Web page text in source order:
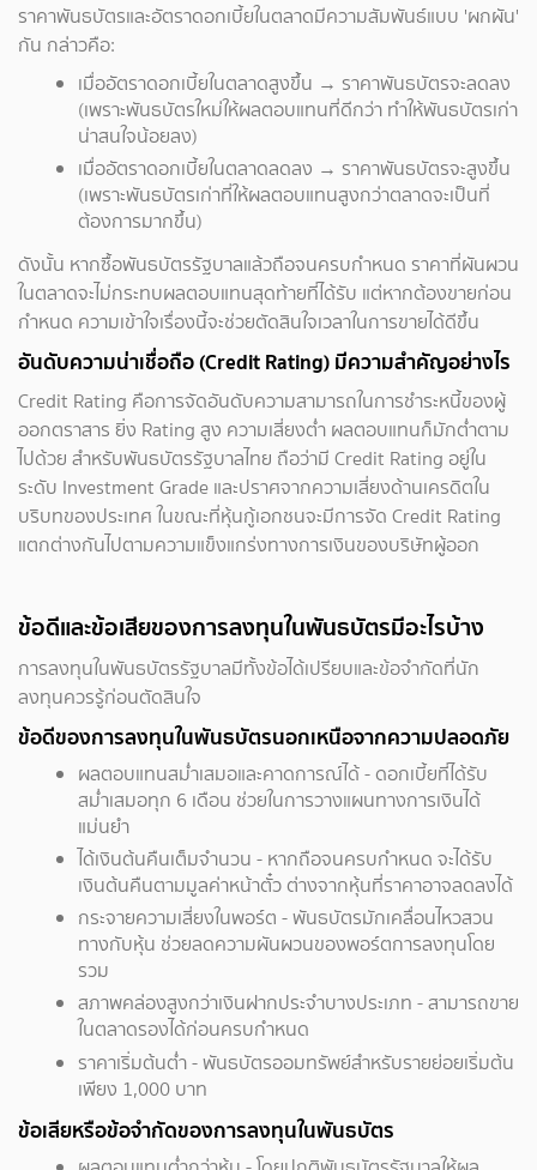
ราคาพันธบัตรและอัตราดอกเบี้ยในตลาดมีความสัมพันธ์แบบ 'ผกผัน'
กัน กล่าวคือ:
เมื่ออัตราดอกเบี้ยในตลาดสูงขึ้น → ราคาพันธบัตรจะลดลง
(เพราะพันธบัตรใหม่ให้ผลตอบแทนที่ดีกว่า ทำให้พันธบัตรเก่า
น่าสนใจน้อยลง)
เมื่ออัตราดอกเบี้ยในตลาดลดลง → ราคาพันธบัตรจะสูงขึ้น
(เพราะพันธบัตรเก่าที่ให้ผลตอบแทนสูงกว่าตลาดจะเป็นที่
ต้องการมากขึ้น)
ดังนั้น หากซื้อพันธบัตรรัฐบาลแล้วถือจนครบกำหนด ราคาที่ผันผวน
ในตลาดจะไม่กระทบผลตอบแทนสุดท้ายที่ได้รับ แต่หากต้องขายก่อน
กำหนด ความเข้าใจเรื่องนี้จะช่วยตัดสินใจเวลาในการขายได้ดีขึ้น
อันดับความน่าเชื่อถือ (Credit Rating) มีความสำคัญอย่างไร
Credit Rating คือการจัดอันดับความสามารถในการชำระหนี้ของผู้
ออกตราสาร ยิ่ง Rating สูง ความเสี่ยงต่ำ ผลตอบแทนก็มักต่ำตาม
ไปด้วย สำหรับพันธบัตรรัฐบาลไทย ถือว่ามี Credit Rating อยู่ใน
ระดับ Investment Grade และปราศจากความเสี่ยงด้านเครดิตใน
บริบทของประเทศ ในขณะที่หุ้นกู้เอกชนจะมีการจัด Credit Rating
แตกต่างกันไปตามความแข็งแกร่งทางการเงินของบริษัทผู้ออก
ข้อดีและข้อเสียของการลงทุนในพันธบัตรมีอะไรบ้าง
การลงทุนในพันธบัตรรัฐบาลมีทั้งข้อได้เปรียบและข้อจำกัดที่นัก
ลงทุนควรรู้ก่อนตัดสินใจ
ข้อดีของการลงทุนในพันธบัตรนอกเหนือจากความปลอดภัย
ผลตอบแทนสม่ำเสมอและคาดการณ์ได้ - ดอกเบี้ยที่ได้รับ
สม่ำเสมอทุก 6 เดือน ช่วยในการวางแผนทางการเงินได้
แม่นยำ
ได้เงินต้นคืนเต็มจำนวน - หากถือจนครบกำหนด จะได้รับ
เงินต้นคืนตามมูลค่าหน้าตั๋ว ต่างจากหุ้นที่ราคาอาจลดลงได้
กระจายความเสี่ยงในพอร์ต - พันธบัตรมักเคลื่อนไหวสวน
ทางกับหุ้น ช่วยลดความผันผวนของพอร์ตการลงทุนโดย
รวม
สภาพคล่องสูงกว่าเงินฝากประจำบางประเภท - สามารถขาย
ในตลาดรองได้ก่อนครบกำหนด
ราคาเริ่มต้นต่ำ - พันธบัตรออมทรัพย์สำหรับรายย่อยเริ่มต้น
เพียง 1,000 บาท
ข้อเสียหรือข้อจำกัดของการลงทุนในพันธบัตร